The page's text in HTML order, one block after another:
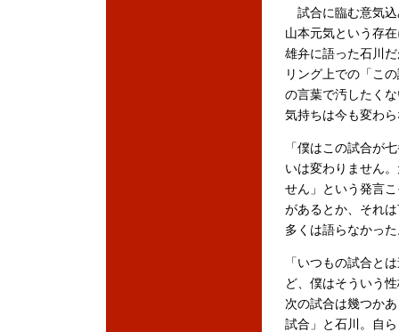
試合に臨む意気込
山本元気という存
雄弁に語った石川
リング上での「こ
の言葉で汚したく
気持ちは今も変わ
「僕はこの試合が
いは変わりません
せん」という発言
があるとか、それ
多くは語らなかっ
「いつもの試合と
ど、僕はそういう
次の試合は幾つか
試合」と石川。自